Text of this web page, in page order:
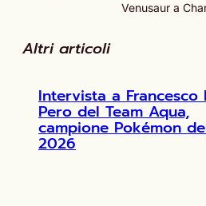
Venusaur a
Altri articoli
Intervista a Francesco
Pero del Team Aqua,
campione Pokémon
2026